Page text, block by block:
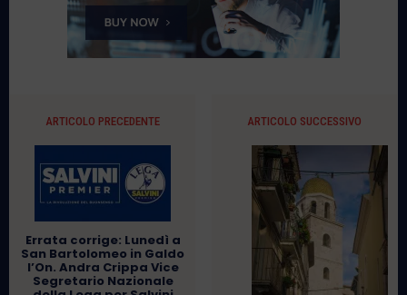
ARTICOLO PRECEDENTE
Errata corrige: Lunedì a
San Bartolomeo in Galdo
l’On. Andra Crippa Vice
Segretario Nazionale
ARTICOLO SUCCESSIVO